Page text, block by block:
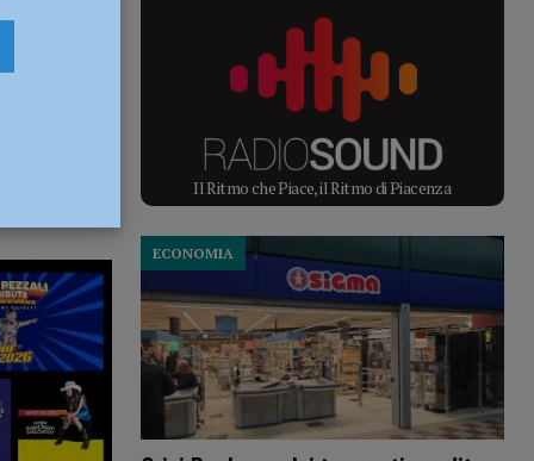
Il Ritmo che Piace, il Ritmo di Piacenza
ECONOMIA